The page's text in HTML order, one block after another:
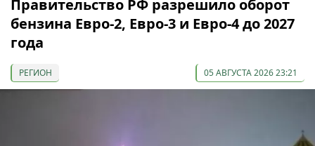
Правительство РФ разрешило оборот
бензина Евро-2, Евро-3 и Евро-4 до 2027
года
РЕГИОН 05 АВГУСТА 2026 23:21